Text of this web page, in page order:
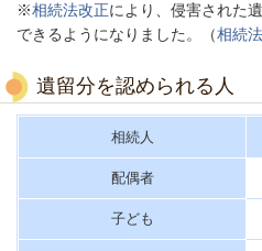
※相続法改正により、侵害された
できるようになりました。（相続
遺留分を認められる人
相続人
配偶者
子ども